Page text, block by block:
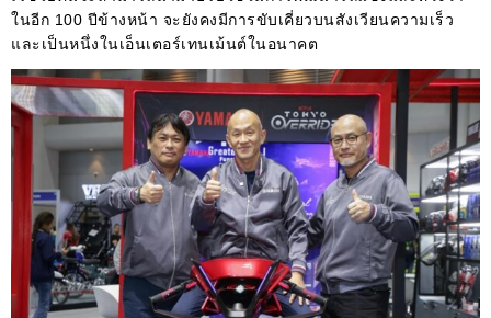
ในอีก 100 ปีข้างหน้า จะยังคงมีการขับเคี่ยวบนสังเวียนความเร็ว
และเป็นหนึ่งในเอ็นเตอร์เทนเม้นต์ในอนาคต